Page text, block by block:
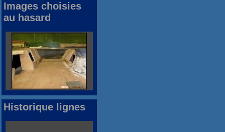
Images choisies
au hasard
Historique lignes